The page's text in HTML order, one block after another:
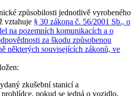
způsobilosti jednotlivě vyrobeného
vztahuje § 30 zákona č. 56/2001 Sb., o
na pozemních komunikacích a o
za škodu způsobenou
některých souvisejících zákonů, ve
zkušební stanicí a
pokud se jedná o vozidlo,